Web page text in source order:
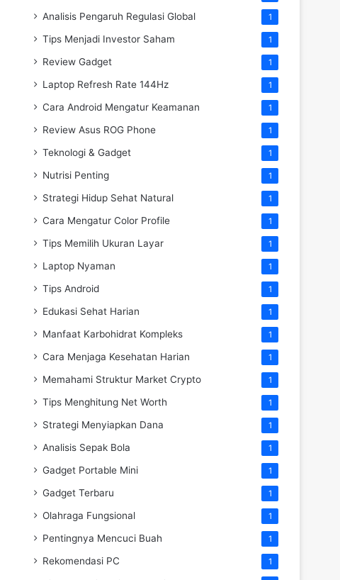
Analisis Pengaruh Regulasi Global 1
Tips Menjadi Investor Saham 1
Review Gadget 1
Laptop Refresh Rate 144Hz 1
Cara Android Mengatur Keamanan 1
Review Asus ROG Phone 1
Teknologi & Gadget 1
Nutrisi Penting 1
Strategi Hidup Sehat Natural 1
Cara Mengatur Color Profile 1
Tips Memilih Ukuran Layar 1
Laptop Nyaman 1
Tips Android 1
Edukasi Sehat Harian 1
Manfaat Karbohidrat Kompleks 1
Cara Menjaga Kesehatan Harian 1
Memahami Struktur Market Crypto 1
Tips Menghitung Net Worth 1
Strategi Menyiapkan Dana 1
Analisis Sepak Bola 1
Gadget Portable Mini 1
Gadget Terbaru 1
Olahraga Fungsional 1
Pentingnya Mencuci Buah 1
Rekomendasi PC 1